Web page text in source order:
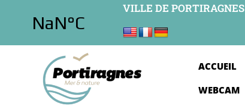
VILLE DE PORTIRAGNES
ACCUEIL
WEBCAM